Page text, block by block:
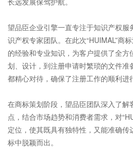
望品臣企业引擎一直专注于知识产权服
识产权专家团队。在此次“HUIMAL”商
的经验和专业知识，为客户提供了全
划、设计，到注册申请时繁琐的文件
都精心对待，确保了注册工作的顺利进
在商标策划阶段，望品臣团队深入了解
点，结合市场趋势和消费者需求，对
定位，使其既具有独特性，又能准确
标中脱颖而出。